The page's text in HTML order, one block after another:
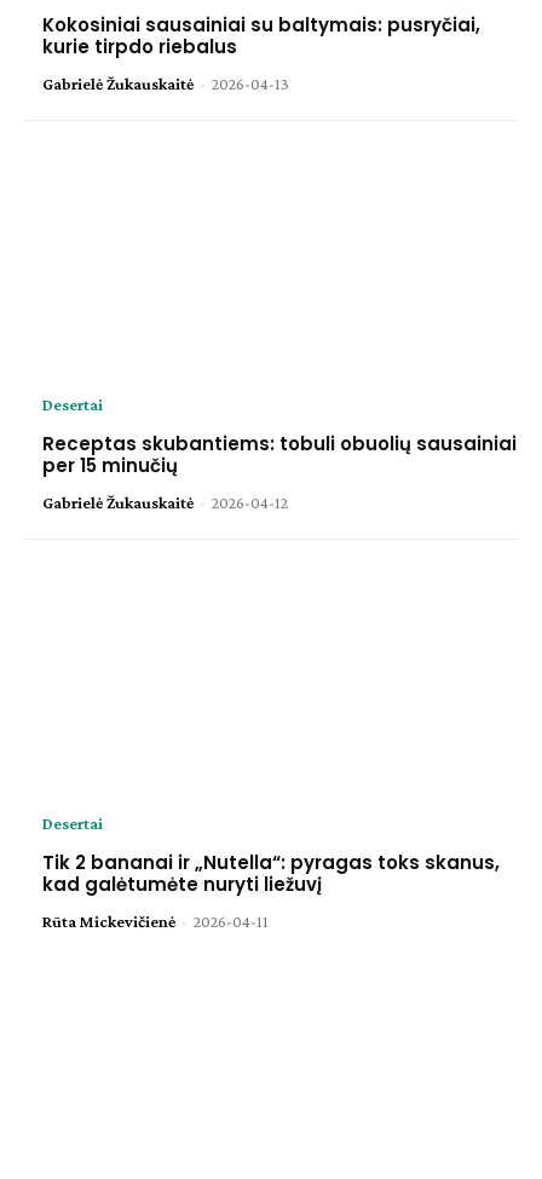
Kokosiniai sausainiai su baltymais: pusryčiai,
kurie tirpdo riebalus
Gabrielė Žukauskaitė - 2026-04-13
Desertai
Receptas skubantiems: tobuli obuolių sausainiai
per 15 minučių
Gabrielė Žukauskaitė - 2026-04-12
Desertai
Tik 2 bananai ir „Nutella“: pyragas toks skanus,
kad galėtumėte nuryti liežuvį
Rūta Mickevičienė - 2026-04-11